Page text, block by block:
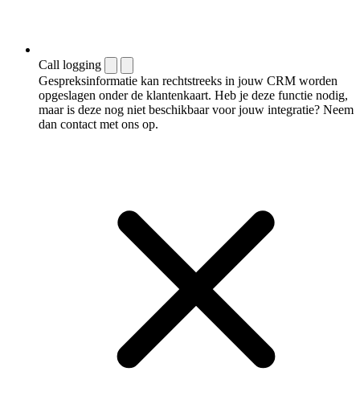
Call logging
Gespreksinformatie kan rechtstreeks in jouw CRM worden
opgeslagen onder de klantenkaart. Heb je deze functie nodig,
maar is deze nog niet beschikbaar voor jouw integratie? Neem
dan contact met ons op.